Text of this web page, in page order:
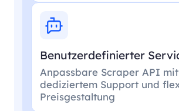
Benutzerdefinierter
Anpassbare Scraper API mit
dediziertem Support und
Preisgestaltung